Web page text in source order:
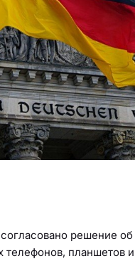
решение
телефонов,